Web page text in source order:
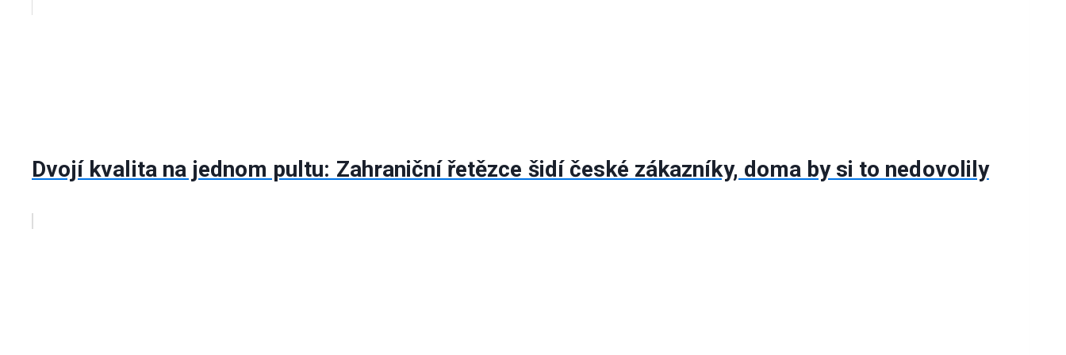
Dvojí kvalita na jednom pultu: Zahraniční řetězce šidí české zákazníky, doma by si to nedovolily